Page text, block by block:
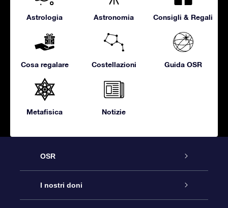
Astrologia Astronomia Consigli & Regali
Cosa regalare Costellazioni Guida OSR
Metafisica Notizie
OSR
Assistenza
I nostri doni